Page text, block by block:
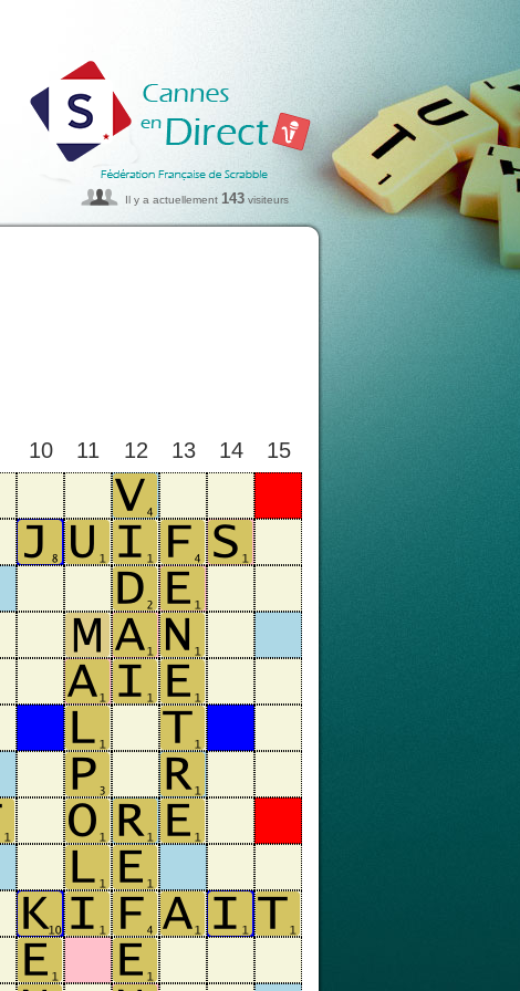
Il y a actuellement 143 visiteurs
10 11 12 13 14
15